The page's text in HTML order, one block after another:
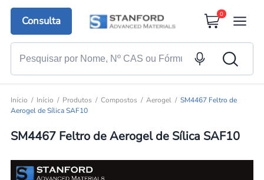
Consulta
0
Início Início Produtos Compostos Aerogel
SM4467 Feltro de
Aerogel de Sílica SAF10
SM4467 Feltro de Aerogel de Sílica SAF10